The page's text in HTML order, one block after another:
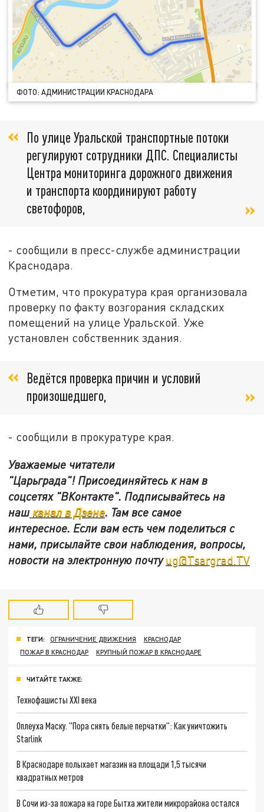
ФОТО: АДМИНИСТРАЦИИ КРАСНОДАРА
По улице Уральской транспортные потоки
регулируют сотрудники ДПС. Специалисты
Центра мониторинга дорожного движения
и транспорта координируют работу
светофоров,
- сообщили в пресс-службе администрации
Краснодара.
Отметим, что прокуратура края организовала
проверку по факту возгорания складских
помещений на улице Уральской. Уже
установлен собственник здания.
Ведётся проверка причин и условий
произошедшего,
- сообщили в прокуратуре края.
Уважаемые читатели
"Царьграда"! Присоединяйтесь к нам в
соцсетях "ВКонтакте". Подписывайтесь на
нашканал в Дзене. Там все самое
интересное. Если вам есть чем поделиться с
нами, присылайте свои наблюдения, вопросы,
новости на электронную почтуug@Tsargrad.TV
ТЕГИ: ОГРАНИЧЕНИЕ ДВИЖЕНИЯ
КРАСНОДАР
ПОЖАР В КРАСНОДАР
КРУПНЫЙ ПОЖАР В КРАСНОДАРЕ
ЧИТАЙТЕ ТАКЖЕ:
Технофашисты XXI века
Оплеуха Маску. "Пора снять белые перчатки": Как уничтожить
Starlink
В Краснодаре полыхает магазин на площади 1,5 тысячи
квадратных метров
В Сочи из-за пожара на горе Бытха жители микрорайона остался